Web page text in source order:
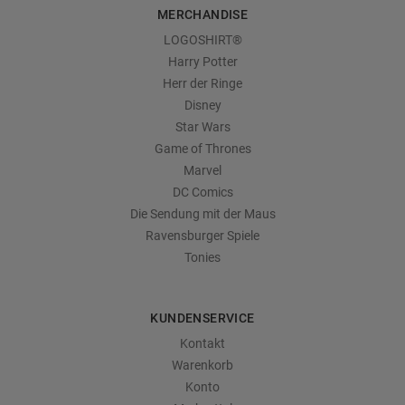
MERCHANDISE
LOGOSHIRT®
Harry Potter
Herr der Ringe
Disney
Star Wars
Game of Thrones
Marvel
DC Comics
Die Sendung mit der Maus
Ravensburger Spiele
Tonies
KUNDENSERVICE
Kontakt
Warenkorb
Konto